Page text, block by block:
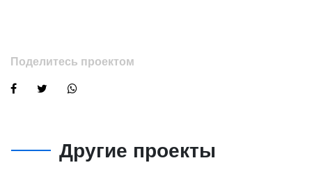
Поделитесь проектом
Другие проекты